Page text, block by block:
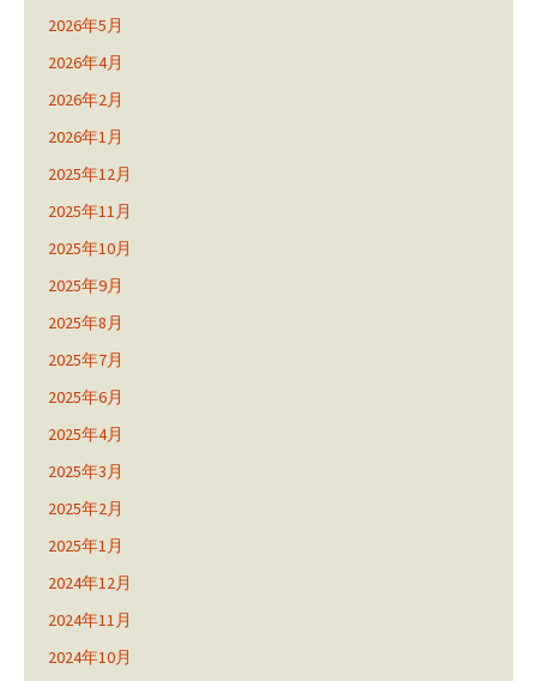
2026年5月
2026年4月
2026年2月
2026年1月
2025年12月
2025年11月
2025年10月
2025年9月
2025年8月
2025年7月
2025年6月
2025年4月
2025年3月
2025年2月
2025年1月
2024年12月
2024年11月
2024年10月